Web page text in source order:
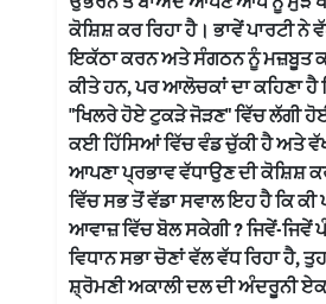
ਕੋਸ਼ਿਸ਼ ਕਰ ਰਿਹਾ ਹੈ। ਭਾਵੇਂ ਪਾਰਟੀ ਨੇ
ਇਕੱਠਾ ਕਰਨ ਅਤੇ ਸੰਗਠਨ ਨੂੰ ਮਜ਼ਬੂਤ
ਕੀਤੇ ਹਨ, ਪਰ ਆਲੋਚਕਾਂ ਦਾ ਕਹਿਣਾ ਹੈ
"ਖਿਲਰੇ ਹੋਏ ਟੁਕੜੇ ਜੋੜਣ" ਵਿੱਚ ਲੱਗੀ
ਕਈ ਹਿੱਸਿਆਂ ਵਿੱਚ ਵੰਡ ਚੁੱਕੀ ਹੈ ਅਤੇ
ਆਪਣਾ ਪ੍ਰਭਾਵ ਵੱਧਾਉਣ ਦੀ ਕੋਸ਼ਿਸ਼
ਵਿੱਚ ਸਭ ਤੋਂ ਵੱਡਾ ਸਵਾਲ ਇਹ ਹੈ ਕਿ ਕੀ
ਆਵਾਜ਼ ਵਿੱਚ ਬੋਲ ਸਕੇਗੀ ? ਜਿਵੇਂ-ਜਿਵੇਂ
ਵਿਧਾਨ ਸਭਾ ਚੋਣਾਂ ਵੱਲ ਵੱਧ ਰਿਹਾ ਹੈ,
ਸ਼੍ਰੋਮਣੀ ਅਕਾਲੀ ਦਲ ਦੀ ਅੰਦਰੂਨੀ